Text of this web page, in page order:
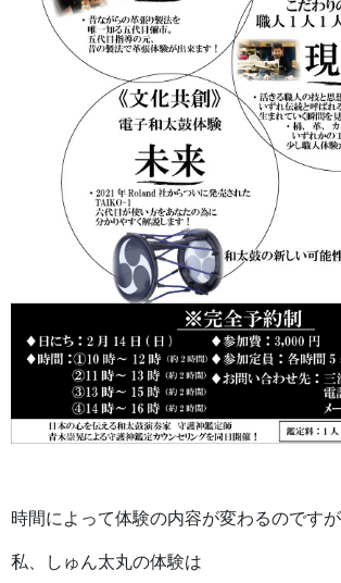
時間によって体験の内容が変わるのですが
私、しゅん太丸の体験は